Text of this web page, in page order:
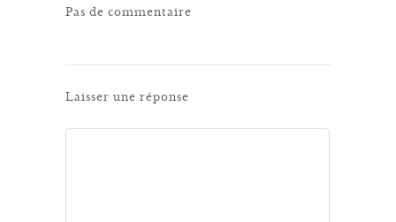
Pas de commentaire
Laisser une réponse